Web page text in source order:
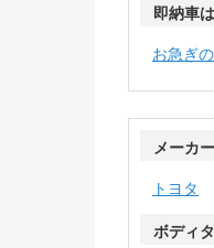
即納車
お急ぎ
メーカ
トヨタ
ボディ